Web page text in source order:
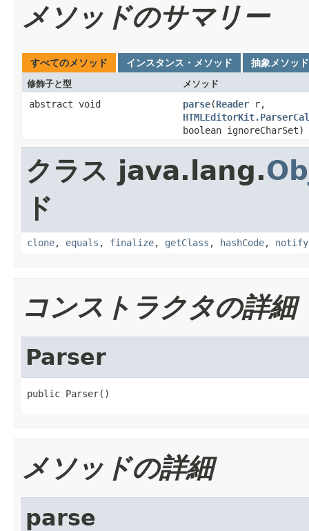
メソッドのサマリー
すべてのメソッド インスタンス・メソッド 抽象メソッド
修飾子と型 メソッド
abstract void parse(Reader r,
boolean ignoreCharSet)
クラス java.lang.
ド
clone, equals , finalize, getClass , hashCode, notify
コンストラクタの詳細
Parser
public Parser()
メソッドの詳細
parse